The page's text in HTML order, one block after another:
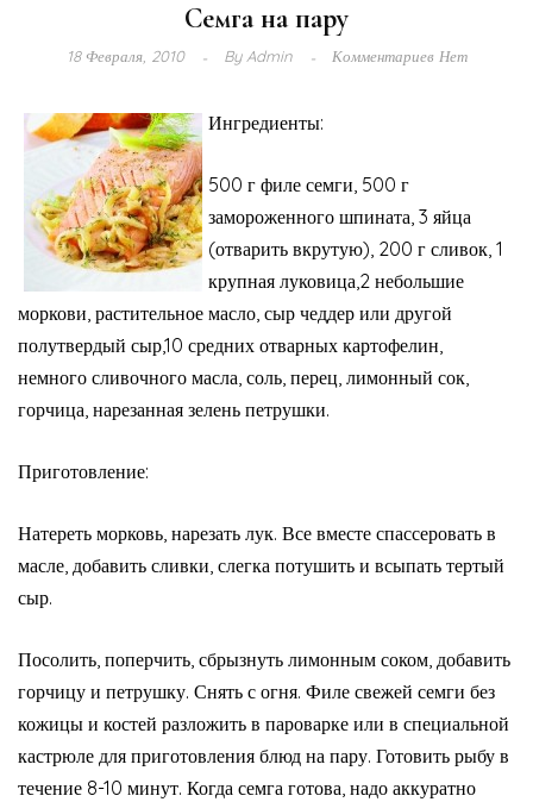
Семга на пару
18 Февраля, 2010 ByAdmin Комментариев Нет
Ингредиенты:
500 г филе семги, 500 г
замороженного шпината, 3 яйца
(отварить вкрутую), 200 г сливок, 1
крупная луковица,2 небольшие
моркови, растительное масло, сыр чеддер или другой
полутвердый сыр,10 средних отварных картофелин,
немного сливочного масла, соль, перец, лимонный сок,
горчица, нарезанная зелень петрушки.
Приготовление:
Натереть морковь, нарезать лук. Все вмес­те спассеровать в
масле, добавить сливки, слегка потушить и всыпать тертый
сыр.
Посо­лить, поперчить, сбрызнуть лимонным соком, добавить
горчицу и петрушку. Снять с огня. Филе свежей семги без
кожицы и костей раз­ложить в пароварке или в специальной
каст­рюле для приготовления блюд на пару. Готовить рыбу в
течение 8-10 минут. Когда семга готова, надо аккуратно